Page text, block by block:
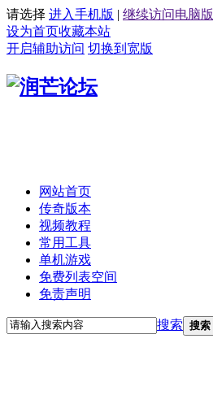
请选择 进入手机版 | 继续访问电脑版
设为首页收藏本站
开启辅助访问 切换到宽版
网站首页
传奇版本
视频教程
常用工具
单机游戏
免费列表空间
免责声明
搜索 搜索